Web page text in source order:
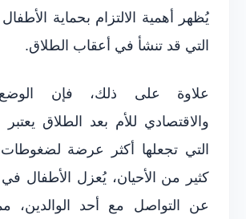
يُظهر أهمية الالتزام بحماية
التي قد تنشأ في أعقاب الطلاق.
علاوة على ذلك، فإن الوضع
والاقتصادي للأم بعد الطلاق
التي تجعلها أكثر عرضة
كثير من الأحيان، يُعزل الأطفال
عن التواصل مع أحد الوالدين،